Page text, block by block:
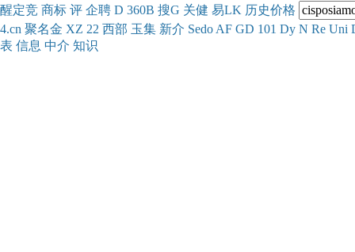
醒定竞 商标 评 企聘 D 360B 搜G 关健 易LK 历史价格
4.cn 聚名金 XZ 22 西部 玉集 新介 Sedo AF GD 101 Dy N Re Uni
表 信息 中介 知识